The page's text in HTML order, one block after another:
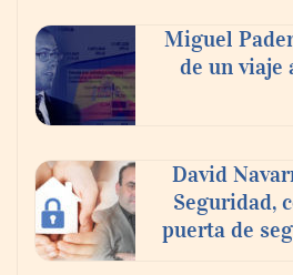
compromiso para el
agosto
Miguel
de un viaje
David
Seguridad,
puerta de